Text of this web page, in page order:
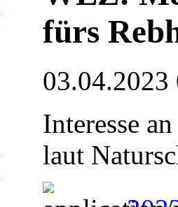
fürs
03.04.2023
Interesse
laut